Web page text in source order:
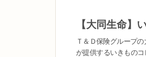
Ｔ＆Ｄ保険グループ
が提供するいきもの